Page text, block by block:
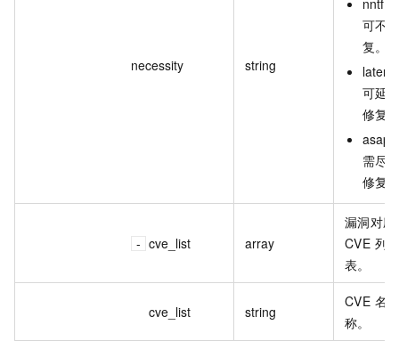
necessity string
可不修
复 。
later
可延后
修复
asap
需尽快
修复
cve_list array
漏洞对应
CVE 列
表。
cve_list string
CVE 名
称。